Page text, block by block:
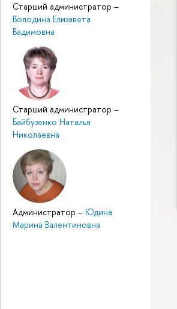
Старший администратор –
Володина Елизавета
Вадимовна
Старший администратор –
Байбузенко Наталья
Николаевна
Администратор – Юдина
Марина Валентиновна